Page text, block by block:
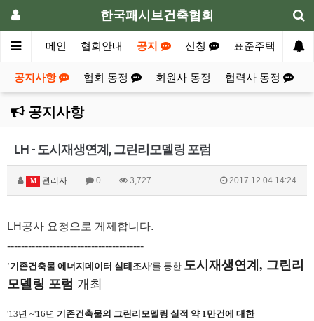
한국패시브건축협회
메인 협회안내 공지 신청 표준주택
공지사항 협회 동정 회원사 동정 협력사 동정
공지사항
LH - 도시재생연계, 그린리모델링 포럼
M 관리자 0 3,727 2017.12.04 14:24
LH공사 요청으로 게제합니다.
---------------------------------------
'기존건축물 에너지데이터 실태조사'를 통한 도시재생연계, 그린리
모델링 포럼 개최
'13년 ~'16년 기존건축물의 그린리모델링 실적 약 1만건에 대한